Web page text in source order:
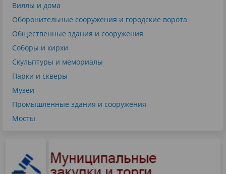
Виллы и дома
Оборонительные сооружения и городские ворота
Общественные здания и сооружения
Соборы и кирхи
Скульптуры и мемориалы
Парки и скверы
Музеи
Промышленные здания и сооружения
Мосты